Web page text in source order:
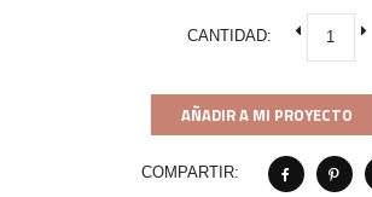
CANTIDAD:
AÑADIR A MI PROYECTO
COMPARTIR: